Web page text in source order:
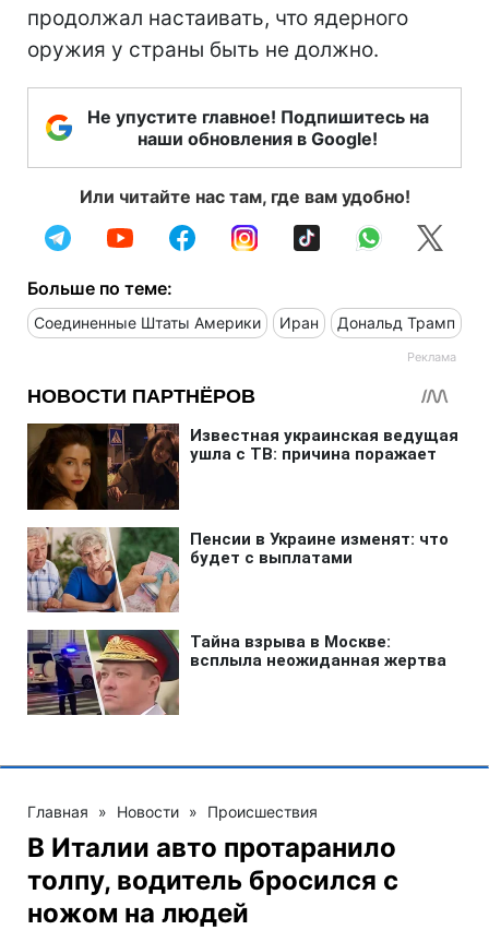
продолжал настаивать, что ядерного
оружия у страны быть не должно.
Не упустите главное! Подпишитесь на
наши обновления в Google!
Или читайте нас там, где вам удобно!
Больше по теме:
Соединенные Штаты Америки Иран Дональд Трамп
Главная » Новости » Происшествия
В Италии авто протаранило
толпу, водитель бросился с
ножом на людей